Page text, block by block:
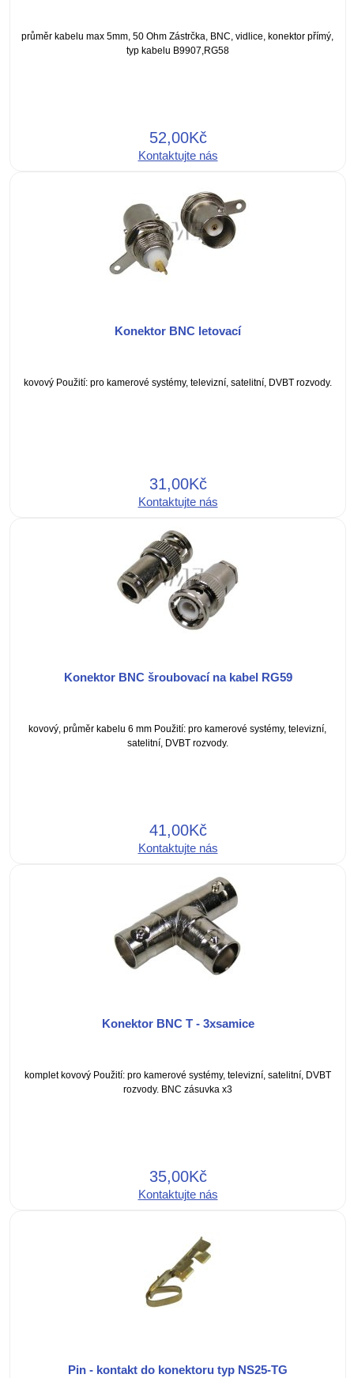
průměr kabelu max 5mm, 50 Ohm Zástrčka, BNC, vidlice, konektor přímý,
typ kabelu B9907,RG58
52,00Kč
Kontaktujte nás
Konektor BNC letovací
kovový Použití: pro kamerové systémy, televizní, satelitní, DVBT rozvody.
31,00Kč
Kontaktujte nás
Konektor BNC šroubovací na kabel RG59
kovový, průměr kabelu 6 mm Použití: pro kamerové systémy, televizní,
satelitní, DVBT rozvody.
41,00Kč
Kontaktujte nás
Konektor BNC T - 3xsamice
komplet kovový Použití: pro kamerové systémy, televizní, satelitní, DVBT
rozvody. BNC zásuvka x3
35,00Kč
Kontaktujte nás
Pin - kontakt do konektoru typ NS25-TG